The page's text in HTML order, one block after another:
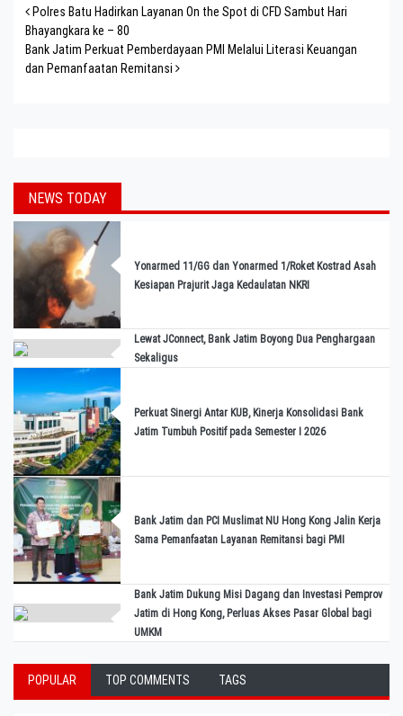
Post navigation
Polres Batu Hadirkan Layanan On the Spot di CFD Sambut Hari
Bhayangkara ke – 80
Bank Jatim Perkuat Pemberdayaan PMI Melalui Literasi Keuangan
dan Pemanfaatan Remitansi
NEWS TODAY
Yonarmed 11/GG dan Yonarmed 1/Roket Kostrad Asah
Kesiapan Prajurit Jaga Kedaulatan NKRI
Lewat JConnect, Bank Jatim Boyong Dua Penghargaan
Sekaligus
Perkuat Sinergi Antar KUB, Kinerja Konsolidasi Bank
Jatim Tumbuh Positif pada Semester I 2026
Bank Jatim dan PCI Muslimat NU Hong Kong Jalin Kerja
Sama Pemanfaatan Layanan Remitansi bagi PMI
Bank Jatim Dukung Misi Dagang dan Investasi Pemprov
Jatim di Hong Kong, Perluas Akses Pasar Global bagi
UMKM
POPULAR TOP COMMENTS TAGS